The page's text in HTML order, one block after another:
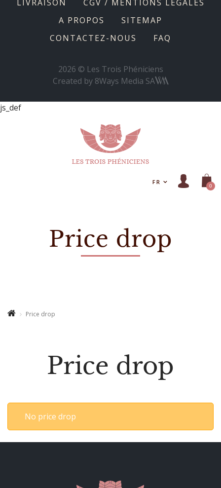
LIVRAISON
CGV / MENTIONS LÉGALES
A PROPOS
SITEMAP
CONTACTEZ-NOUS
FAQ
2026 © Les Trois Phéniciens
Created by 8Ways Media SA
js_def
0
FR
Price drop
Price drop
Price drop
No price drop